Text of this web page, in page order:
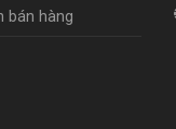
bán hàng